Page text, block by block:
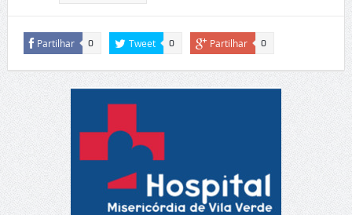
Partilhar 0 Tweet 0 Partilhar 0